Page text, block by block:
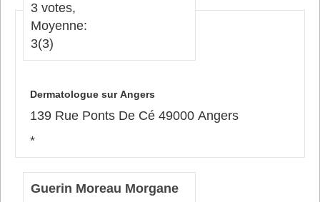
3 votes,
Moyenne:
3(3)
Dermatologue sur Angers
139 Rue Ponts De Cé 49000 Angers
*
Guerin Moreau Morgane